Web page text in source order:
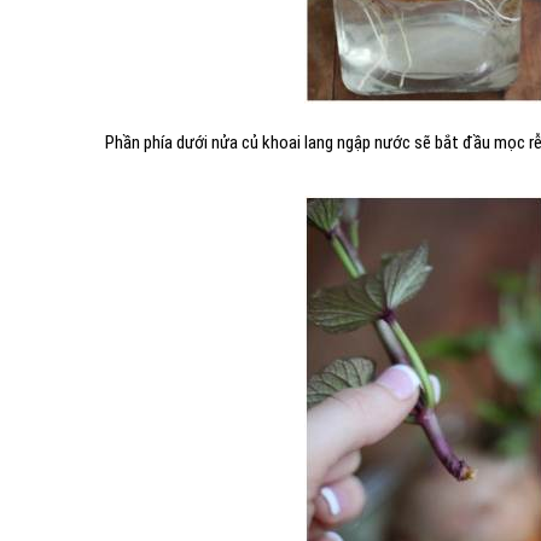
Phần phía dưới nửa củ khoai lang ngập nước sẽ bắt đầu mọc